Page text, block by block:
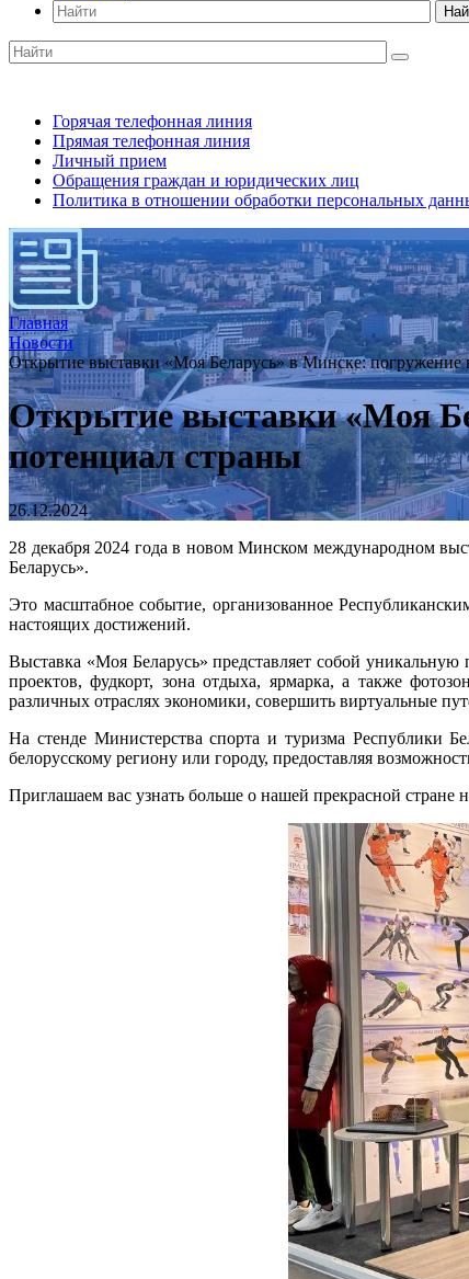
Горячая телефонная линия
Прямая телефонная линия
Личный прием
Обращения граждан и юридических лиц
Политика в отношении обработки персональных
Главная
Новости
Открытие выставки «Моя Беларусь» в Минске: погружение
Открытие выставки «Моя
потенциал страны
26.12.2024
28 декабря 2024 года в новом Минском международном
Беларусь».
Это масштабное событие, организованное
настоящих достижений.
Выставка «Моя Беларусь» представляет собой
проектов, фудкорт, зона отдыха, ярмарка, а также
различных отраслях экономики, совершить виртуальные
На стенде Министерства спорта и туризма Республики
белорусскому региону или городу, предоставляя
Приглашаем вас узнать больше о нашей прекрасной стране